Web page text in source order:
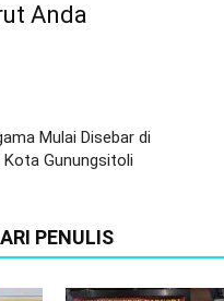
Anda
Mulai Disebar di
Gunungsitoli
PENULIS